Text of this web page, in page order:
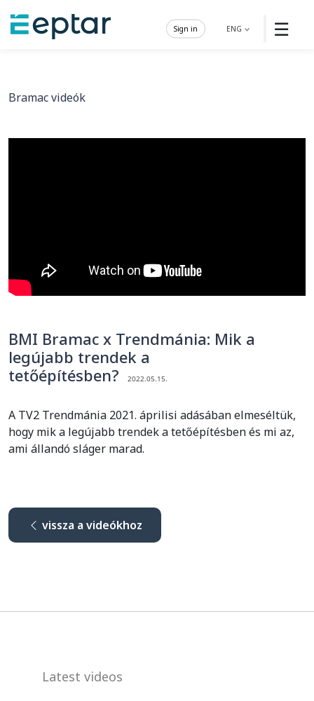
☰
ENG
Sign in
Bramac videók
BMI Bramac x Trendmánia: Mik a
legújabb trendek a
tetőépítésben?
2022.05.15.
A TV2 Trendmánia 2021. áprilisi adásában elmeséltük,
hogy mik a legújabb trendek a tetőépítésben és mi az,
ami állandó sláger marad.
vissza a videókhoz
Latest videos